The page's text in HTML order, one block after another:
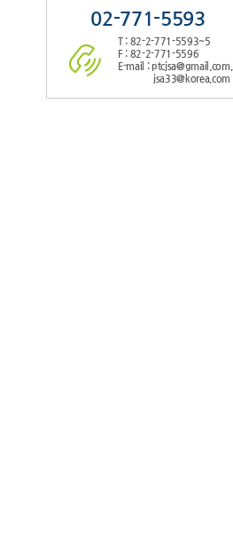
02-771-5593
T : 82-2-771-5593~5
F : 82-2-771-5596
E-mail : ptcjsa@gmail.com,
jsa33@korea.com